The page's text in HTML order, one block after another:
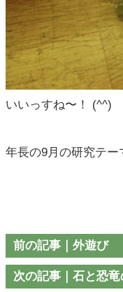
いいっすね〜！ (^^)
年長の9月の研究テ
前の記事｜外遊び
次の記事｜石と恐竜